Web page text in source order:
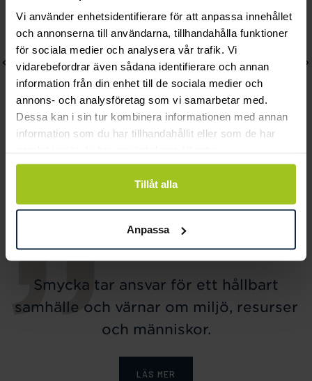
Vi använder enhetsidentifierare för att anpassa innehållet
och annonserna till användarna, tillhandahålla funktioner
för sociala medier och analysera vår trafik. Vi
vidarebefordrar även sådana identifierare och annan
information från din enhet till de sociala medier och
annons- och analysföretag som vi samarbetar med.
Dessa kan i sin tur kombinera informationen med annan
information som du har tillhandahållit eller som de har
Tillåt alla
Anpassa
Smyckeskrin STORiES
Smycka tar ansvar för ett hållbart
samhälle och värnar om miljö, resurser
och människor.
LÄS MER